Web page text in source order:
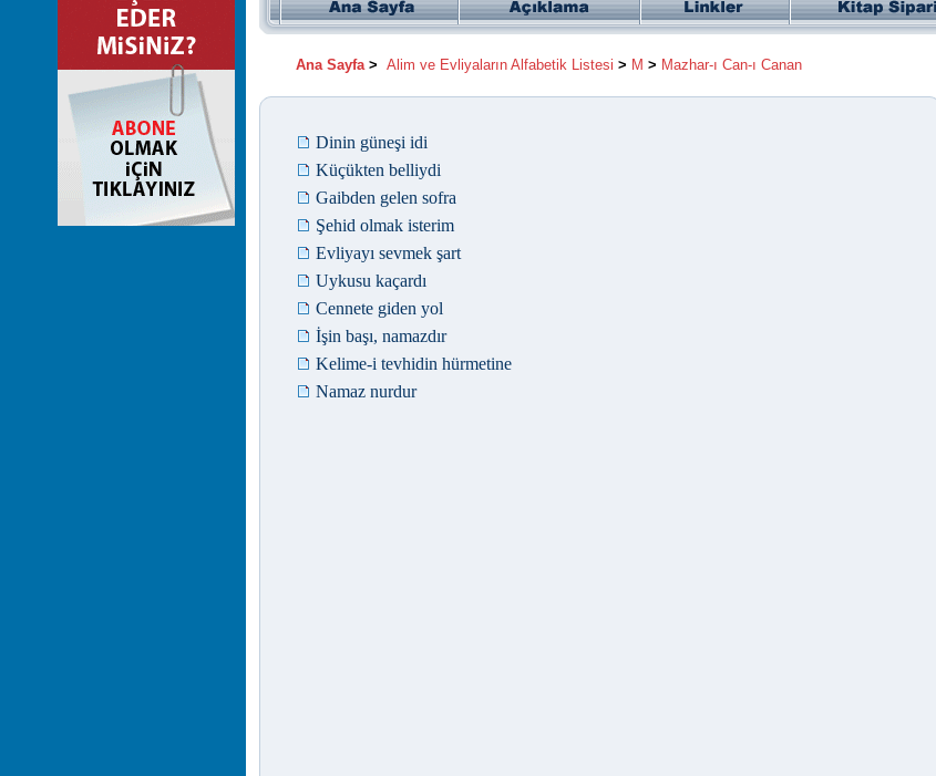
Ana Sayfa> Alim ve Evliyaların Alfabetik Listesi > M > Mazhar-ı Can-ı Canan
Dinin güneşi idi
Küçükten belliydi
Gaibden gelen sofra
Şehid olmak isterim
Evliyayı sevmek şart
Uykusu kaçardı
Cennete giden yol
İşin başı, namazdır
Kelime-i tevhidin hürmetine
Namaz nurdur